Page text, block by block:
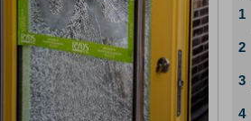
1
2
3
4